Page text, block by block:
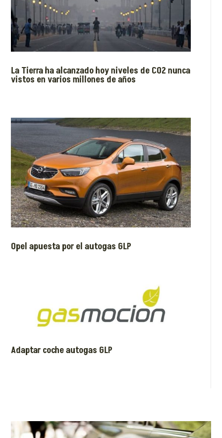
La Tierra ha alcanzado hoy niveles de CO2 nunca
vistos en varios millones de años
Opel apuesta por el autogas GLP
Adaptar coche autogas GLP